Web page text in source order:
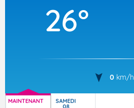
26°
0 km/h
MAINTENANT SAMEDI
08